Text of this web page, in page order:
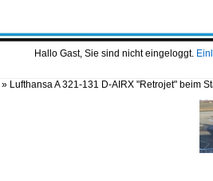
Hallo Gast, Sie sind nicht eingeloggt.
» Lufthansa A 321-131 D-AIRX "Retrojet" beim